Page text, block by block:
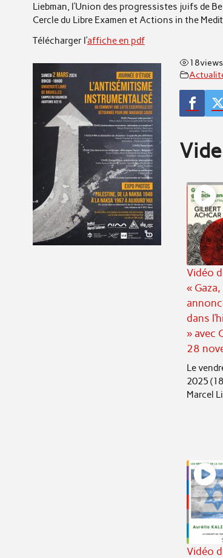
Liebman, l’Union des progressistes juifs de
Cercle du Libre Examen et Actions in the
Télécharger l’affiche en pdf
18views
Vidéo
«
dans
» avec
28
Le
2025
Marcel
Vidéo